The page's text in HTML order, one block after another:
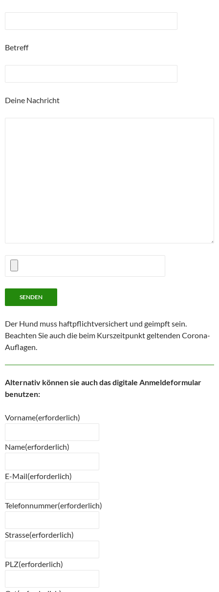
Betreff
Deine Nachricht
Der Hund muss haftpflichtversichert und geimpft sein.
Beachten Sie auch die beim Kurszeitpunkt geltenden Corona-
Auflagen.
Alternativ können sie auch das digitale Anmeldeformular
benutzen:
Vorname(erforderlich)
Name(erforderlich)
E-Mail(erforderlich)
Telefonnummer(erforderlich)
Strasse(erforderlich)
PLZ(erforderlich)